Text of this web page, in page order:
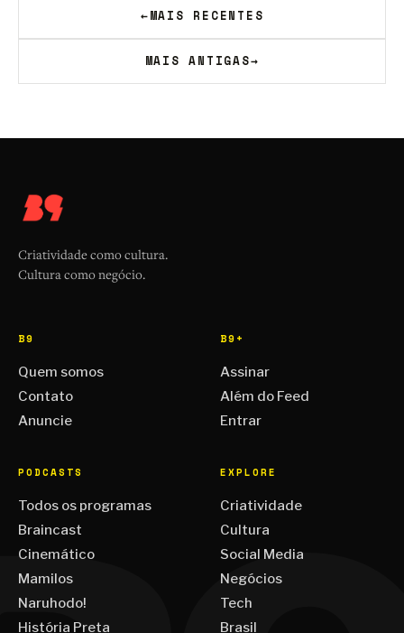
←MAIS RECENTES
MAIS ANTIGAS→
Criatividade como cultura.
Cultura como negócio.
B9
Quem somos
Contato
Anuncie
B9+
Assinar
Além do Feed
Entrar
PODCASTS
Todos os programas
Braincast
Cinemático
Mamilos
Naruhodo!
História Preta
EXPLORE
Criatividade
Cultura
Social Media
Negócios
Tech
Brasil